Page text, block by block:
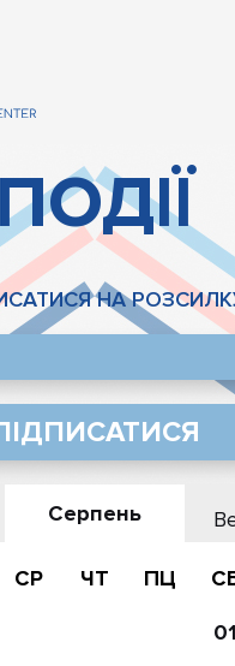
НА
Серпень
СР ЧТ ПЦ
01